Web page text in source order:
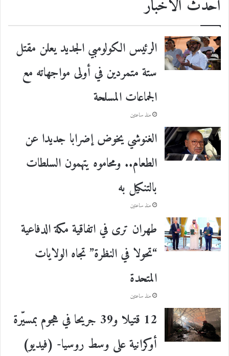
احدث الأخبار
الرئيس الكولومبي الجديد يعلن مقتل
ستة متمردين في أولى مواجهاته مع
الجماعات المسلحة
منذ ساعتين
الغنوشي يخوض إضرابا جديدا عن
الطعام.. ومحاموه يتهمون السلطات
بالتنكيل به
منذ ساعتين
طهران ترى في اتفاقية مكة الدفاعية
“تحولا في النظرة” تجاه الولايات
المتحدة
منذ ساعتين
12 قتيلا و39 جريحا في هجوم بمسيّرة
أوكرانية على وسط روسيا- (فيديو)